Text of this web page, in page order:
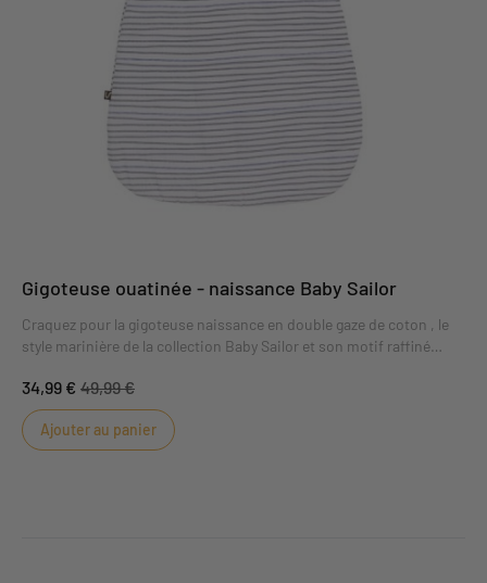
Gigoteuse ouatinée - naissance Baby Sailor
Craquez pour la gigoteuse naissance en double gaze de coton , le
style marinière de la collection Baby Sailor et son motif raffiné
chics. Ultra qualitative, elle sera le cadeau parfait pour une
naissance.
34,99 € 49,99 €
Ajouter au panier